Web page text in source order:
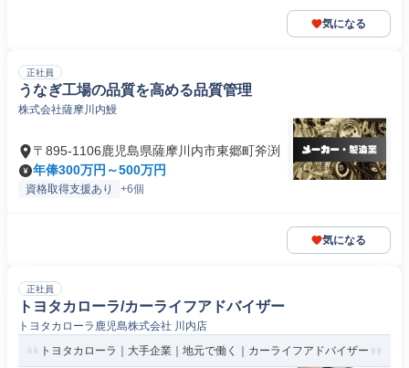
気になる
正社員
うなぎ工場の品質を高める品質管理
株式会社薩摩川内鰻
〒895-1106鹿児島県薩摩川内市東郷町斧渕
年俸300万円～500万円
資格取得支援あり +6個
気になる
正社員
トヨタカローラ/カーライフアドバイザー
トヨタカローラ鹿児島株式会社 川内店
トヨタカローラ｜大手企業｜地元で働く｜カーライフアドバイザー